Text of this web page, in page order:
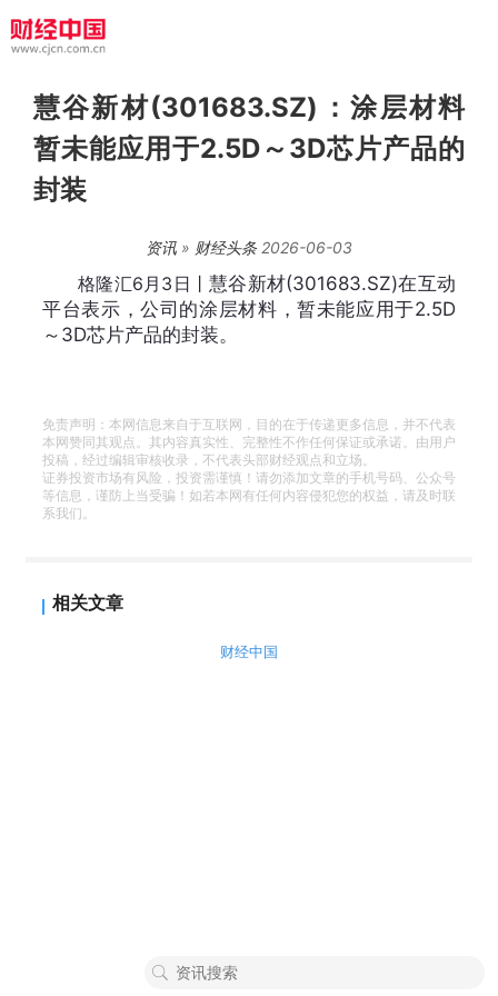
慧谷新材(301683.SZ)：涂层材料
暂未能应用于2.5D～3D芯片产品的
封装
资讯 » 财经头条2026-06-03
格隆汇6月3日丨慧谷新材(301683.SZ)在互动
平台表示，公司的涂层材料，暂未能应用于2.5D
～3D芯片产品的封装。
免责声明：本网信息来自于互联网，目的在于传递更多信息，并不代表
本网赞同其观点。其内容真实性、完整性不作任何保证或承诺。由用户
投稿，经过编辑审核收录，不代表头部财经观点和立场。
证券投资市场有风险，投资需谨慎！请勿添加文章的手机号码、公众号
等信息，谨防上当受骗！如若本网有任何内容侵犯您的权益，请及时联
系我们。
相关文章
财经中国